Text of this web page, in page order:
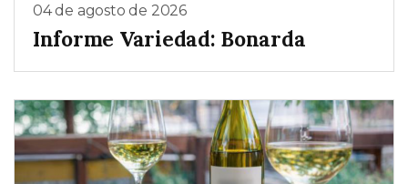
04 de agosto de 2026
Informe Variedad: Bonarda